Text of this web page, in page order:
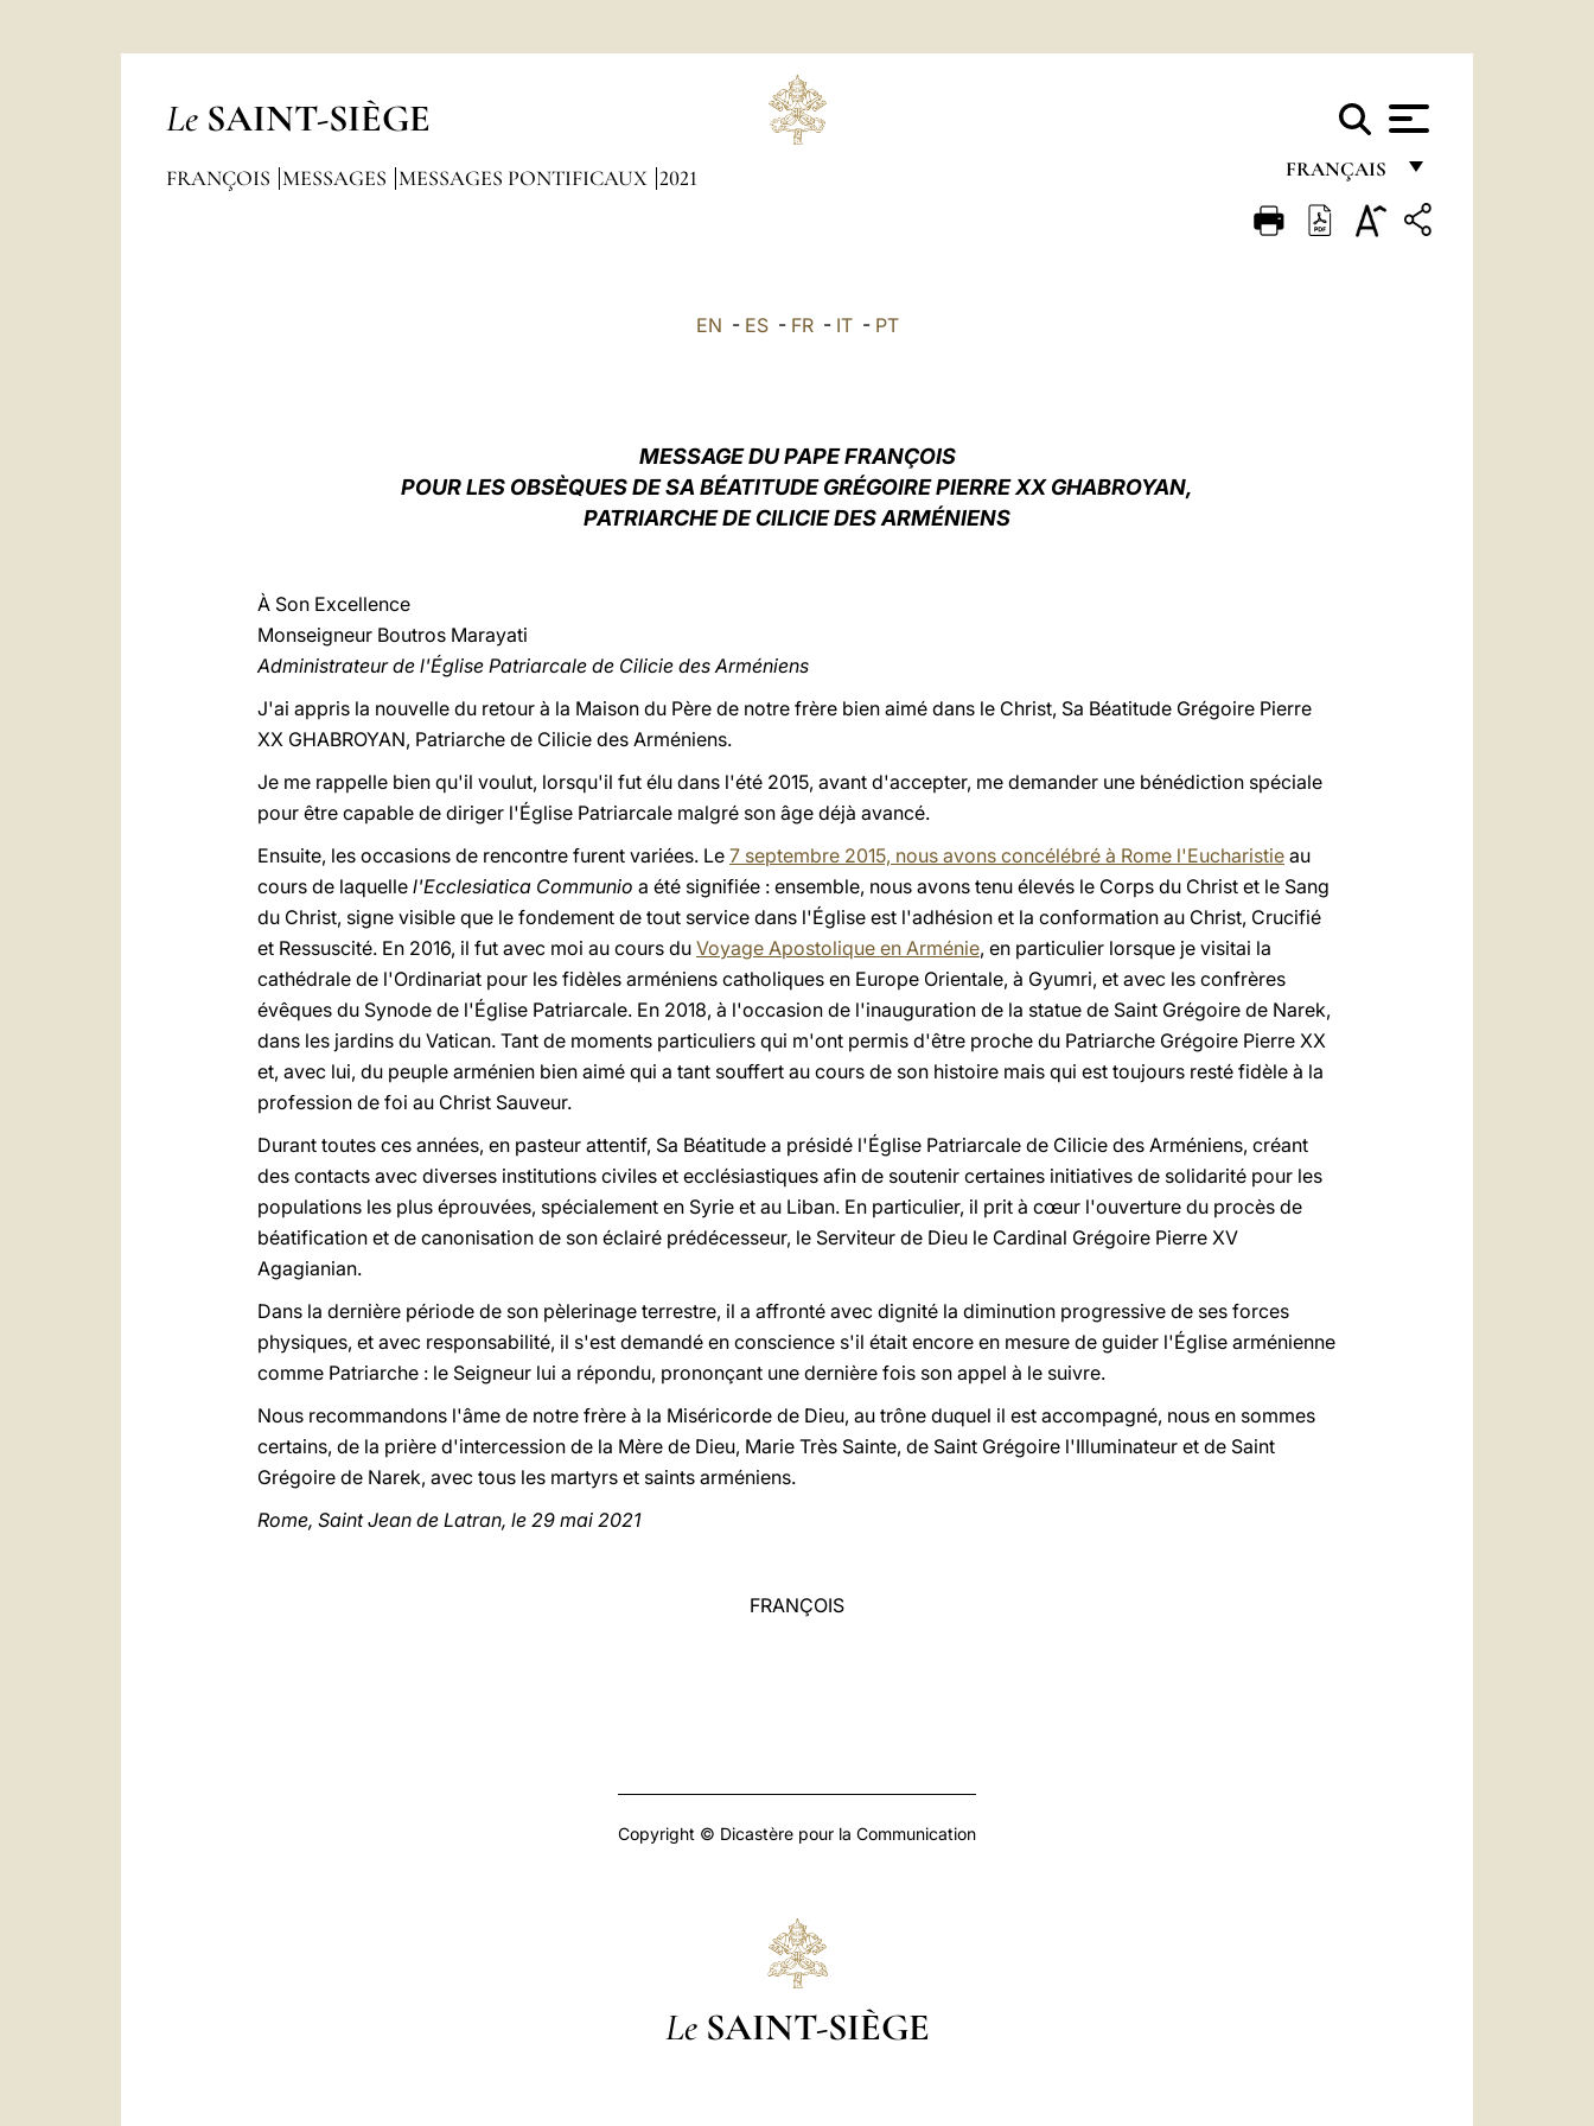
Le SAINT-SIÈGE
FRANÇAIS
FRANÇAIS
FRANÇOIS MESSAGES MESSAGES PONTIFICAUX 2021
EN - ES- FR- IT- PT
MESSAGE DU PAPE FRANÇOIS
POUR LES OBSÈQUES DE SA BÉATITUDE GRÉGOIRE PIERRE XX GHABROYAN,
PATRIARCHE DE CILICIE DES ARMÉNIENS
À Son Excellence
Monseigneur Boutros Marayati
Administrateur de l'Église Patriarcale de Cilicie des Arméniens
J'ai appris la nouvelle du retour à la Maison du Père de notre frère bien aimé dans le Christ, Sa Béatitude Grégoire Pierre
XX GHABROYAN, Patriarche de Cilicie des Arméniens.
Je me rappelle bien qu'il voulut, lorsqu'il fut élu dans l'été 2015, avant d'accepter, me demander une bénédiction spéciale
pour être capable de diriger l'Église Patriarcale malgré son âge déjà avancé.
Ensuite, les occasions de rencontre furent variées. Le 7 septembre 2015, nous avons concélébré à Rome l'Eucharistie au
cours de laquelle l'Ecclesiatica Communio a été signifiée : ensemble, nous avons tenu élevés le Corps du Christ et le Sang
du Christ, signe visible que le fondement de tout service dans l'Église est l'adhésion et la conformation au Christ, Crucifié
et Ressuscité. En 2016, il fut avec moi au cours du Voyage Apostolique en Arménie, en particulier lorsque je visitai la
cathédrale de l'Ordinariat pour les fidèles arméniens catholiques en Europe Orientale, à Gyumri, et avec les confrères
évêques du Synode de l'Église Patriarcale. En 2018, à l'occasion de l'inauguration de la statue de Saint Grégoire de Narek,
dans les jardins du Vatican. Tant de moments particuliers qui m'ont permis d'être proche du Patriarche Grégoire Pierre XX
et, avec lui, du peuple arménien bien aimé qui a tant souffert au cours de son histoire mais qui est toujours resté fidèle à la
profession de foi au Christ Sauveur.
Durant toutes ces années, en pasteur attentif, Sa Béatitude a présidé l'Église Patriarcale de Cilicie des Arméniens, créant
des contacts avec diverses institutions civiles et ecclésiastiques afin de soutenir certaines initiatives de solidarité pour les
populations les plus éprouvées, spécialement en Syrie et au Liban. En particulier, il prit à cœur l'ouverture du procès de
béatification et de canonisation de son éclairé prédécesseur, le Serviteur de Dieu le Cardinal Grégoire Pierre XV
Agagianian.
Dans la dernière période de son pèlerinage terrestre, il a affronté avec dignité la diminution progressive de ses forces
physiques, et avec responsabilité, il s'est demandé en conscience s'il était encore en mesure de guider l'Église arménienne
comme Patriarche : le Seigneur lui a répondu, prononçant une dernière fois son appel à le suivre.
Nous recommandons l'âme de notre frère à la Miséricorde de Dieu, au trône duquel il est accompagné, nous en sommes
certains, de la prière d'intercession de la Mère de Dieu, Marie Très Sainte, de Saint Grégoire l'Illuminateur et de Saint
Grégoire de Narek, avec tous les martyrs et saints arméniens.
Rome, Saint Jean de Latran, le 29 mai 2021
FRANÇOIS
Copyright © Dicastère pour la Communication
Le SAINT-SIÈGE